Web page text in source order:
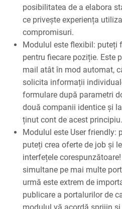
posibilitatea de a elabora
ce privește experiența
compromisuri.
Modulul este flexibil: puteți
pentru fiecare poziție. Este
mail atât în mod automat,
solicita informații
formulare după parametri
două companii identice și
ținut cont de acest principiu.
Modulul este User friendly:
puteți crea oferte de job și
interfețele
simultane pe mai multe
urmă este extrem de
publicare a portalurilor de